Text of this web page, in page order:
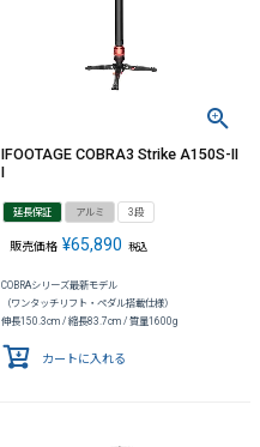
IFOOTAGE COBRA3 Strike A150S-II
I
延長保証 アルミ 3段
販売価格 ¥65,890 税込
COBRAシリーズ最新モデル
（ワンタッチリフト・ペダル搭載仕様）
伸長150.3cm / 縮長83.7cm / 質量1600g
カートに入れる